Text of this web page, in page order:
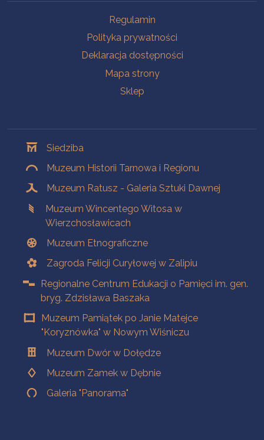
Regulamin
Polityka prywatności
Deklaracja dostępności
Mapa strony
Sklep
Siedziba
Muzeum Historii Tarnowa i Regionu
Muzeum Ratusz - Galeria Sztuki Dawnej
Muzeum Wincentego Witosa w
Wierzchosławicach
Muzeum Etnograficzne
Zagroda Felicji Curyłowej w Zalipiu
Regionalne Centrum Edukacji o Pamięci im. gen.
bryg. Zdzisława Baszaka
Muzeum Pamiątek po Janie Matejce
"Koryznówka" w Nowym Wiśniczu
Muzeum Dwór w Dołędze
Muzeum Zamek w Dębnie
Galeria "Panorama"